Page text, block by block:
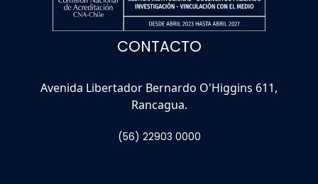
CONTACTO
Avenida Libertador Bernardo O'Higgins 611,
Rancagua.
(56) 22903 0000